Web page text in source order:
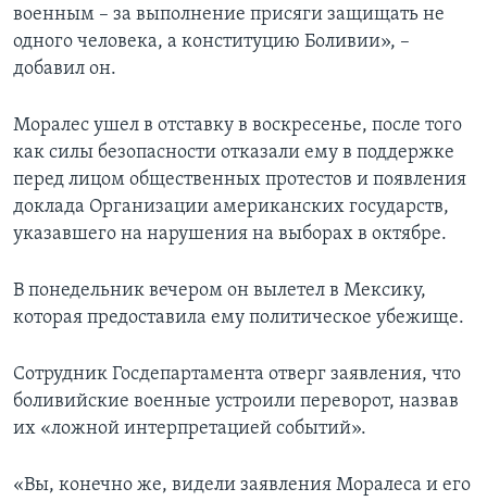
военным – за выполнение присяги защищать не
одного человека, а конституцию Боливии», –
добавил он.
Моралес ушел в отставку в воскресенье, после того
как силы безопасности отказали ему в поддержке
перед лицом общественных протестов и появления
доклада Организации американских государств,
указавшего на нарушения на выборах в октябре.
В понедельник вечером он вылетел в Мексику,
которая предоставила ему политическое убежище.
Сотрудник Госдепартамента отверг заявления, что
боливийские военные устроили переворот, назвав
их «ложной интерпретацией событий».
«Вы, конечно же, видели заявления Моралеса и его